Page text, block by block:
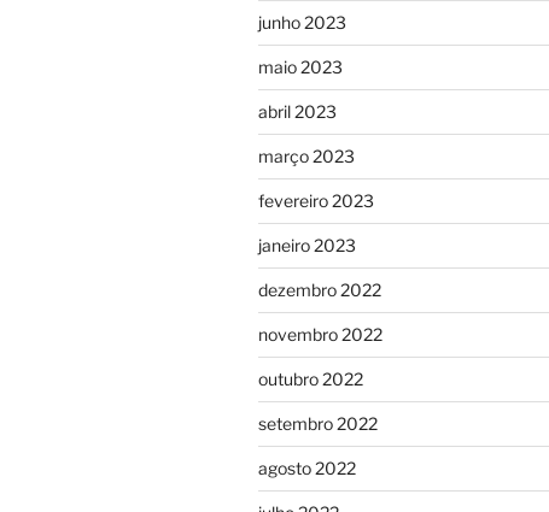
junho 2023
maio 2023
abril 2023
março 2023
fevereiro 2023
janeiro 2023
dezembro 2022
novembro 2022
outubro 2022
setembro 2022
agosto 2022